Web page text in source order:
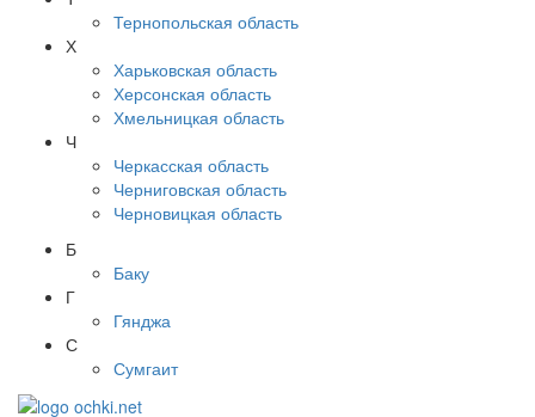
Тернопольская область
Х
Харьковская область
Херсонская область
Хмельницкая область
Ч
Черкасская область
Черниговская область
Черновицкая область
Б
Баку
Г
Гянджа
С
Сумгаит